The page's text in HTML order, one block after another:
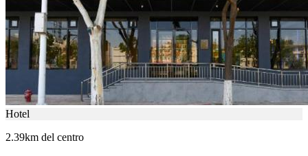
Hotel
2.39km del centro